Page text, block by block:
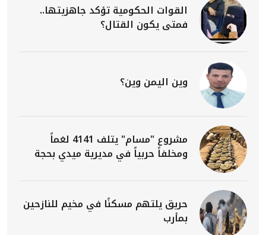
القوات الحكومية تؤكد جاهزيتها..
فمتى يكون القتال؟
وين اليمن وين؟
مشروع "مسام" يتلف 4141 لغماً
ومخلفاً حربياً في مديرية ميدي بحجة
حريق يلتهم مسكنًا في مخيم للنازحين
بمأرب